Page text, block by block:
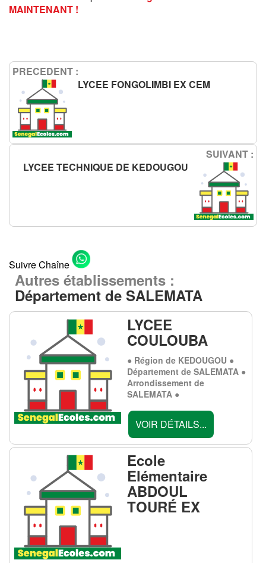
MAINTENANT !
PRECEDENT :
LYCEE FONGOLIMBI EX CEM
SUIVANT :
LYCEE TECHNIQUE DE KEDOUGOU
Suivre Chaîne
Autres établissements :
Département de SALEMATA
LYCEE
COULOUBA
● Région de KEDOUGOU ●
Département de SALEMATA ●
Arrondissement de
SALEMATA ●
VOIR DÉTAILS...
Ecole
Elémentaire
ABDOUL
TOURÉ EX